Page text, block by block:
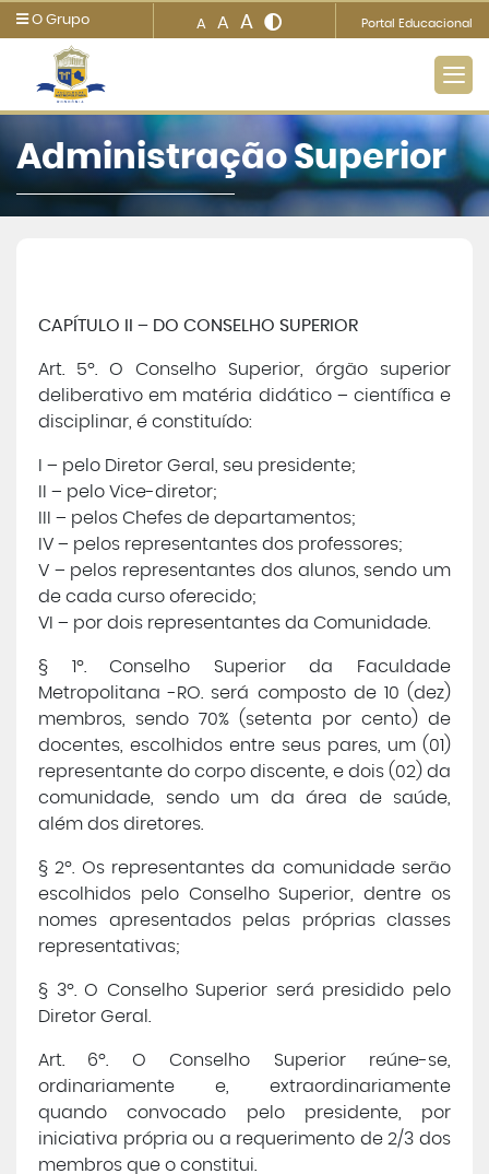
O Grupo A A A Portal Educacional
Cursos deGraduação
Cursos de
Clínicas de Atendimento
Bolsas e Benefícios
Metropolitana
Informações e Serviços
Biblioteca
Central de Atendimento
Administração Superior
CAPÍTULO II – DO CONSELHO SUPERIOR
Art. 5º. O Conselho Superior, órgão superior
deliberativo em matéria didático – científica e
disciplinar, é constituído:
I – pelo Diretor Geral, seu presidente;
II – pelo Vice-diretor;
III – pelos Chefes de departamentos;
IV – pelos representantes dos professores;
V – pelos representantes dos alunos, sendo um
de cada curso oferecido;
VI – por dois representantes da Comunidade.
§ 1º. Conselho Superior da Faculdade
Metropolitana -RO. será composto de 10 (dez)
membros, sendo 70% (setenta por cento) de
docentes, escolhidos entre seus pares, um (01)
representante do corpo discente, e dois (02) da
comunidade, sendo um da área de saúde,
além dos diretores.
§ 2º. Os representantes da comunidade serão
escolhidos pelo Conselho Superior, dentre os
nomes apresentados pelas próprias classes
representativas;
§ 3º. O Conselho Superior será presidido pelo
Diretor Geral.
Art. 6º. O Conselho Superior reúne-se,
ordinariamente e, extraordinariamente
quando convocado pelo presidente, por
iniciativa própria ou a requerimento de 2/3 dos
membros que o constitui.